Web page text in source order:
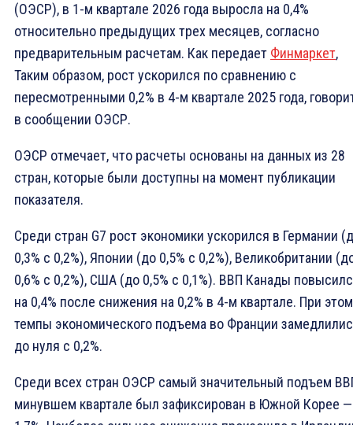
(ОЭСР), в 1-м квартале 2026 года выросла на 0,4%
относительно предыдущих трех месяцев, согласно
предварительным расчетам. Как передает Финмаркет,
Таким образом, рост ускорился по сравнению с
пересмотренными 0,2% в 4-м квартале 2025 года,
в сообщении ОЭСР.
ОЭСР отмечает, что расчеты основаны на данных из 28
стран, которые были доступны на момент публикации
показателя.
Среди стран G7 рост экономики ускорился в Германии
0,3% с 0,2%), Японии (до 0,5% с 0,2%), Великобритании
0,6% с 0,2%), США (до 0,5% с 0,1%). ВВП Канады
на 0,4% после снижения на 0,2% в 4-м квартале. При этом
темпы экономического подъема во Франции
до нуля с 0,2%.
Среди всех стран ОЭСР самый значительный подъем
минувшем квартале был зафиксирован в Южной Корее